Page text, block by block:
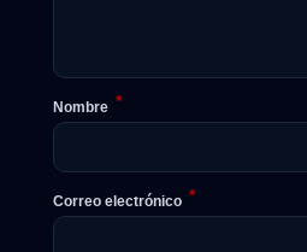
Nombre *
Correo electrónico *